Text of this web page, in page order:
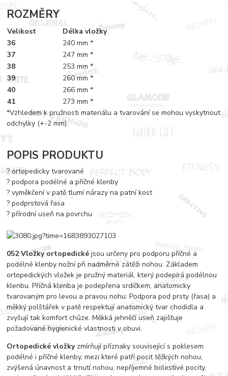
ROZMĚRY
Velikost
Délka vložky
36
240 mm *
37
247 mm *
38
253 mm *
39
260 mm *
40
266 mm *
41
273 mm *
*Vzhledem k pružnosti materiálu a tvarování se mohou vyskytnout
odchylky (+-2 mm).
POPIS PRODUKTU
? ortopedicky tvarované
? podpora podélné a příčné klenby
? vyměkčení v patě tlumí nárazy na patní kost
? podprstová řasa
? přírodní useň na povrchu
052 Vložky ortopedickéjsou určeny pro podporu příčné a
podélné klenby nožní při nadměrné zátěži nohou. Základem
ortopedických vložek je pružný materiál, který podepírá podélnou
klenbu. Příčná klenba je podepřena srdíčkem, anatomicky
tvarovaným pro levou a pravou nohu. Podpora pod prsty (řasa) a
měkký polštářek v patě respektují anatomický tvar chodidla a
zvyšují tak komfort chůze. Měkká jehněčí useň zajišťuje
požadované hygienické vlastnosti v obuvi.
Ortopedické vložkyzmírňují příznaky související s poklesem
podélné i příčné klenby, mezi které patří pocit těžkých nohou,
zvýšená únavnost a trnutí nohou, nepříjemné bolestivé pocity,